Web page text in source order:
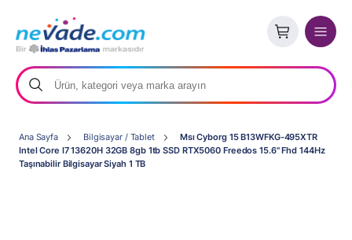
Ana Sayfa Bilgisayar / Tablet
Msı Cyborg 15 B13WFKG-495XTR
Intel Core I7 13620H 32GB 8gb 1tb SSD RTX5060 Freedos 15.6" Fhd 144Hz
Taşınabilir Bilgisayar Siyah 1 TB